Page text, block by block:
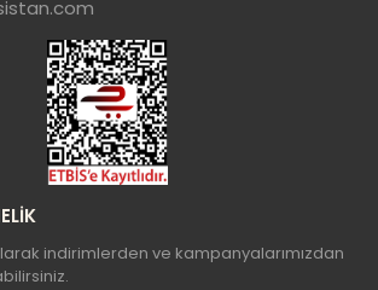
Gönder
indirimlerden ve kampanyalarımızdan